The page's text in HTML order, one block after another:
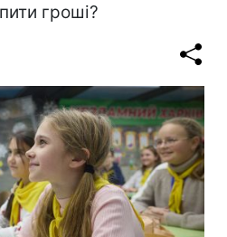
гроші?